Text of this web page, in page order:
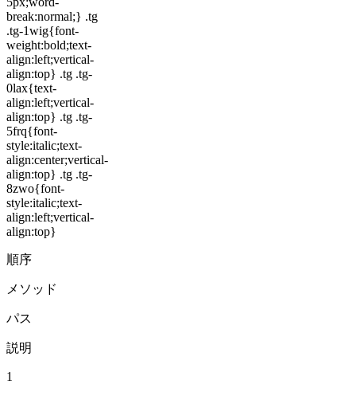
break:normal;} .tg
.tg-1wig{font-
weight:bold;text-
align:left;vertical-
align:top} .tg .tg-
0lax{text-
align:left;vertical-
align:top} .tg .tg-
5frq{font-
style:italic;text-
align:center;vertical-
align:top} .tg .tg-
8zwo{font-
style:italic;text-
align:left;vertical-
align:top}
順序
メソッド
パス
説明
1